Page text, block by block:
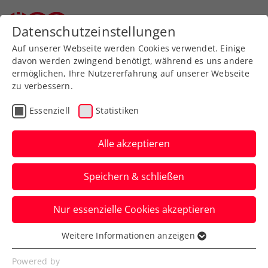
Aktuelle News
News filtern
Datenschutzeinstellungen
Auf unserer Webseite werden Cookies verwendet. Einige
davon werden zwingend benötigt, während es uns andere
ermöglichen, Ihre Nutzererfahrung auf unserer Webseite
zu verbessern.
Essenziell Statistiken
Alle akzeptieren
Speichern & schließen
Nur essenzielle Cookies akzeptieren
Essenziell
Essenzielle Cookies werden für grundlegende
Weitere Informationen anzeigen
Powered by